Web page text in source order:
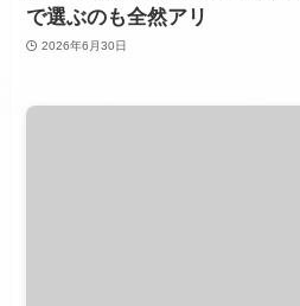
で選ぶのも全然アリ
2026年6月30日